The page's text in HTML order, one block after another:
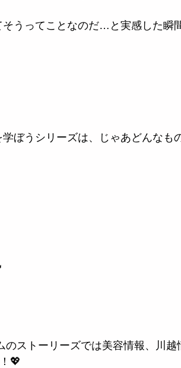
そうってことなのだ…と実感した瞬
ぼうシリーズは、じゃあどんなも
のストーリーズでは美容情報、川
💖